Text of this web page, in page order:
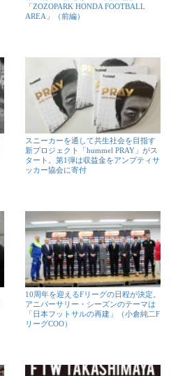
「ZOZOPARK HONDA FOOTBALL
AREA」（前編）
スニーカーを通して共生社会を目指す
新プロジェクト「hummel PRAY」がス
タート。第1弾は収益金をアンプティサ
ッカー協会に寄付
10周年を迎えるFリーグの日程が決定。
アニバーサリー・シーズンのテーマは
「日本フットサルの再建」（小倉純二F
リーグCOO）